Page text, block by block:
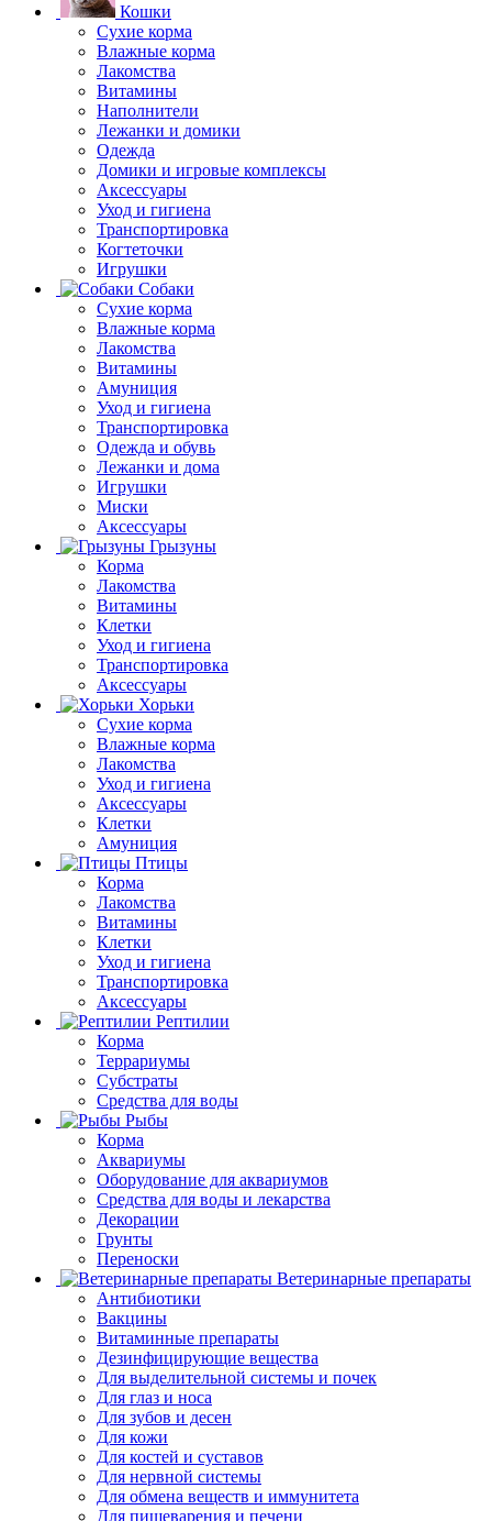
Кошки
Сухие корма
Влажные корма
Лакомства
Витамины
Наполнители
Лежанки и домики
Одежда
Домики и игровые комплексы
Аксессуары
Уход и гигиена
Транспортировка
Когтеточки
Игрушки
Собаки
Сухие корма
Влажные корма
Лакомства
Витамины
Амуниция
Уход и гигиена
Транспортировка
Одежда и обувь
Лежанки и дома
Игрушки
Миски
Аксессуары
Грызуны
Корма
Лакомства
Витамины
Клетки
Уход и гигиена
Транспортировка
Аксессуары
Хорьки
Сухие корма
Влажные корма
Лакомства
Уход и гигиена
Аксессуары
Клетки
Амуниция
Птицы
Корма
Лакомства
Витамины
Клетки
Уход и гигиена
Транспортировка
Аксессуары
Рептилии
Корма
Террариумы
Субстраты
Средства для воды
Рыбы
Корма
Аквариумы
Оборудование для аквариумов
Средства для воды и лекарства
Декорации
Грунты
Переноски
Ветеринарные препараты
Антибиотики
Вакцины
Витаминные препараты
Дезинфицирующие вещества
Для выделительной системы и почек
Для глаз и носа
Для зубов и десен
Для кожи
Для костей и суставов
Для нервной системы
Для обмена веществ и иммунитета
Для пищеварения и печени